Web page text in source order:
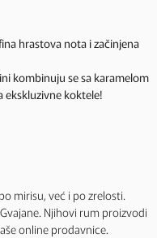
hrastova nota i začinjena
kombinuju se sa karamelom
ekskluzivne koktele!
mirisu, već i po zrelosti.
Njihovi rum proizvodi
online prodavnice.